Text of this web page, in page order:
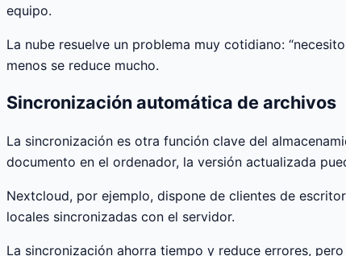
equipo.
La nube resuelve un problema muy cotidiano:
menos se reduce mucho.
Sincronización automática de archivos
La sincronización es otra función clave del
documento en el ordenador, la versión actualizada
Nextcloud, por ejemplo, dispone de clientes de
locales sincronizadas con el servidor.
La sincronización ahorra tiempo y reduce errores,